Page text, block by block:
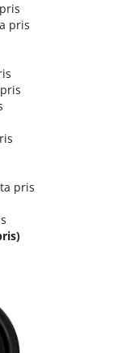
pris
pris